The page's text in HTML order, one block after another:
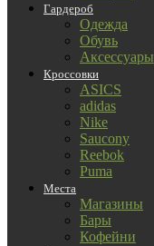
Гардероб
Одежда
Обувь
Аксессуары
Кроссовки
ASICS
adidas
Nike
Saucony
Reebok
Puma
Места
Магазины
Бары
Кофейни